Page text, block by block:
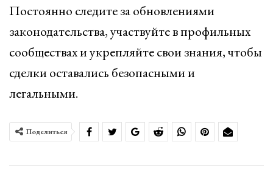
Постоянно следите за обновлениями
законодательства, участвуйте в профильных
сообществах и укрепляйте свои знания, чтобы
сделки оставались безопасными и
легальными.
Поделиться